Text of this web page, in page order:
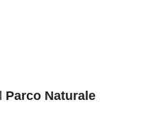
Parco Naturale